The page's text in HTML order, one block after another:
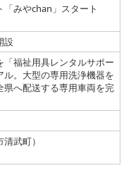
みやchan」スタート
設
福祉用具レンタルサポー
ル。大型の専用洗浄機器を
県へ配送する専用車両を完
武町）